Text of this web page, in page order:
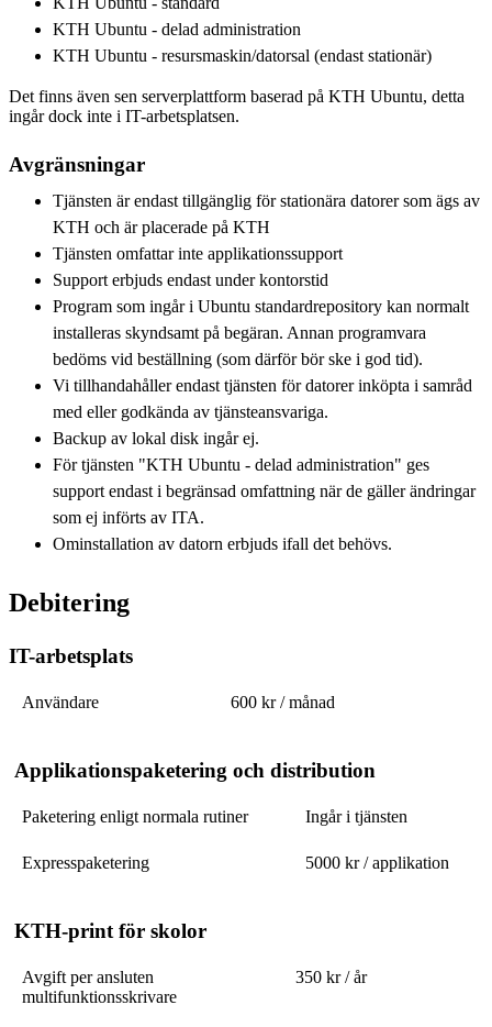
KTH Ubuntu - delad administration
KTH Ubuntu - resursmaskin/datorsal (endast stationär)
Det finns även sen serverplattform baserad på KTH Ubuntu, detta
ingår dock inte i IT-arbetsplatsen.
Avgränsningar
Tjänsten är endast tillgänglig för stationära datorer som ägs av
KTH och är placerade på KTH
Tjänsten omfattar inte applikationssupport
Support erbjuds endast under kontorstid
Program som ingår i Ubuntu standardrepository kan normalt
installeras skyndsamt på begäran. Annan programvara
bedöms vid beställning (som därför bör ske i god tid).
Vi tillhandahåller endast tjänsten för datorer inköpta i samråd
med eller godkända av tjänsteansvariga.
Backup av lokal disk ingår ej.
För tjänsten "KTH Ubuntu - delad administration" ges
support endast i begränsad omfattning när de gäller ändringar
som ej införts av ITA.
Ominstallation av datorn erbjuds ifall det behövs.
Debitering
IT-arbetsplats
Användare 600 kr / månad
Applikationspaketering och distribution
Paketering enligt normala rutiner Ingår i tjänsten
Expresspaketering 5000 kr / applikation
KTH-print för skolor
Avgift per ansluten
multifunktionsskrivare
350 kr / år